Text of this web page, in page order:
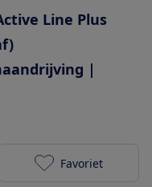
Line Plus
|
Koga E-Nova
Favoriet